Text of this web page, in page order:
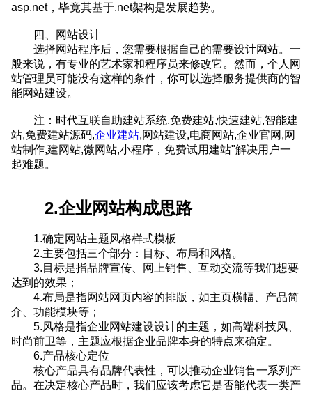
asp.net，毕竟其基于.net架构是发展趋势。
四、网站设计
选择网站程序后，您需要根据自己的需要设计网站。一
般来说，有专业的艺术家和程序员来修改它。然而，个人网
站管理员可能没有这样的条件，你可以选择服务提供商的智
能网站建设。
注：时代互联自助建站系统,免费建站,快速建站,智能建
站,免费建站源码,企业建站,网站建设,电商网站,企业官网,网
站制作,建网站,微网站,小程序，免费试用建站"解决用户一
起难题。
2.企业网站构成思路
1.确定网站主题风格样式模板
2.主要包括三个部分：目标、布局和风格。
3.目标是指品牌宣传、网上销售、互动交流等我们想要
达到的效果；
4.布局是指网站网页内容的排版，如主页横幅、产品简
介、功能模块等；
5.风格是指企业网站建设设计的主题，如高端科技风、
时尚前卫等，主题应根据企业品牌本身的特点来确定。
6.产品核心定位
核心产品具有品牌代表性，可以推动企业销售一系列产
品。在决定核心产品时，我们应该考虑它是否能代表一类产